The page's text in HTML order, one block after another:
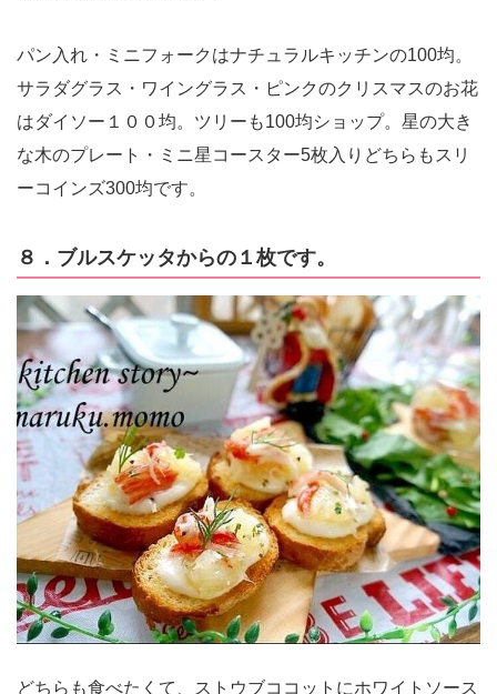
パン入れ・ミニフォークはナチュラルキッチンの100均。
サラダグラス・ワイングラス・ピンクのクリスマスのお花
はダイソー１００均。ツリーも100均ショップ。星の大き
な木のプレート・ミニ星コースター5枚入りどちらもスリ
ーコインズ300均です。
８．ブルスケッタからの１枚です。
どちらも食べたくて、ストウブココットにホワイトソース